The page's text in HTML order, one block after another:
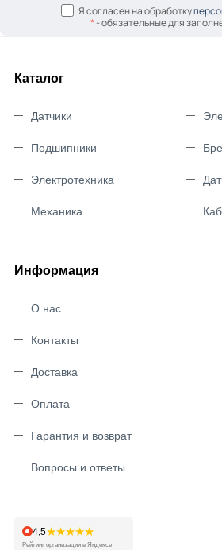
Я согласен на обработку
*- обязательные для
Каталог
Датчики
Подшипники
Электротехника
Механика
Информация
О нас
Контакты
Доставка
Оплата
Гарантия и возврат
Вопросы и ответы
4,5★★★★★
Рейтинг организации в Яндексе